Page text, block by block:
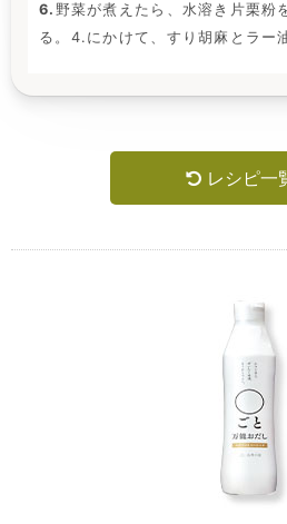
6. 野菜が煮えたら、水溶き片栗粉
る。4.にかけて、すり胡麻とラー
レシピ一